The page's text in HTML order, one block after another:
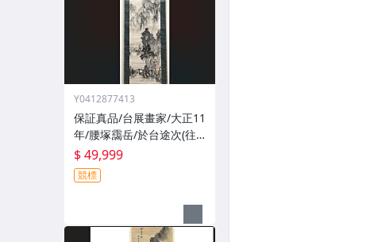
Y0412877413
保証真品/台展畫家/大正11
年/腰塚靄岳/於台途次(往
台灣的路上)/1922/畫心:39
x138cm/名家水墨/文獻/日
治/日據/非老照片/非油畫/
$ 49,999
競標